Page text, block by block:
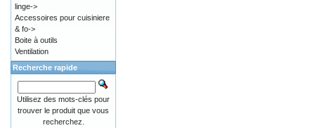
linge->
Accessoires pour cuisiniere
& fo->
Boite à outils
Ventilation
Recherche rapide
Utilisez des mots-clés pour
trouver le produit que vous
recherchez.